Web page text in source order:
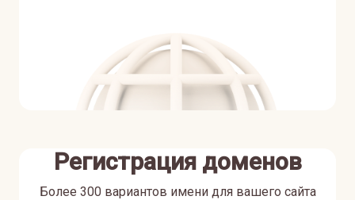
Регистрация доменов
Более 300 вариантов имени для вашего сайта